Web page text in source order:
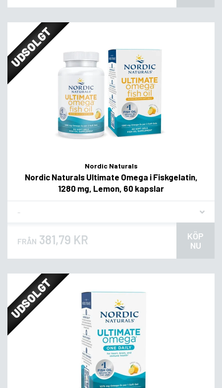
UDSOLGT
Nordic Naturals
Nordic Naturals Ultimate Omega i Fiskgelatin,
1280 mg, Lemon, 60 kapslar
FRÅN 381,79 KR
KÖP
NU
UDSOLGT